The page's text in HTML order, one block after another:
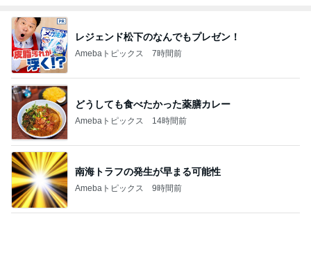
レジェンド松下のなんでもプレゼン！
Amebaトピックス 7時間前
どうしても食べたかった薬膳カレー
Amebaトピックス 14時間前
南海トラフの発生が早まる可能性
Amebaトピックス 9時間前